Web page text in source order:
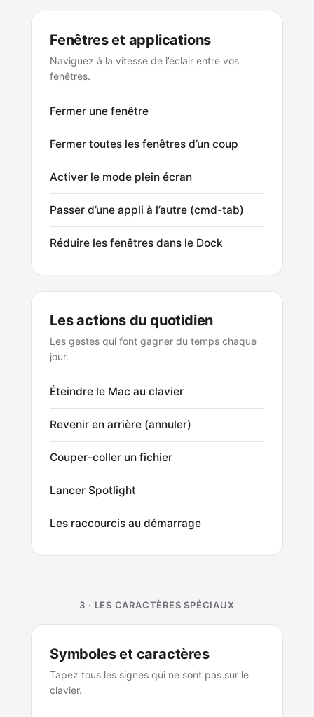
Fenêtres et applications
Naviguez à la vitesse de l’éclair entre vos
fenêtres.
Fermer une fenêtre
Fermer toutes les fenêtres d’un coup
Activer le mode plein écran
Passer d’une appli à l’autre (cmd-tab)
Réduire les fenêtres dans le Dock
Les actions du quotidien
Les gestes qui font gagner du temps chaque
jour.
Éteindre le Mac au clavier
Revenir en arrière (annuler)
Couper-coller un fichier
Lancer Spotlight
Les raccourcis au démarrage
3 · LES CARACTÈRES SPÉCIAUX
Symboles et caractères
Tapez tous les signes qui ne sont pas sur le
clavier.